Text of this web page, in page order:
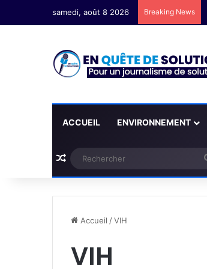
samedi, août 8 2026 Breaking News
ACCUEIL ENVIRONNEMENT
Plus d'articles
Accueil /VIH
VIH